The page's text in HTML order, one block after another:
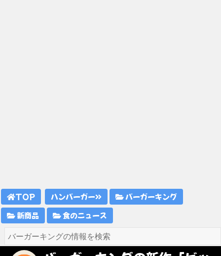
TOP ハンバーガー
バーガーキング
新商品
食のニュース